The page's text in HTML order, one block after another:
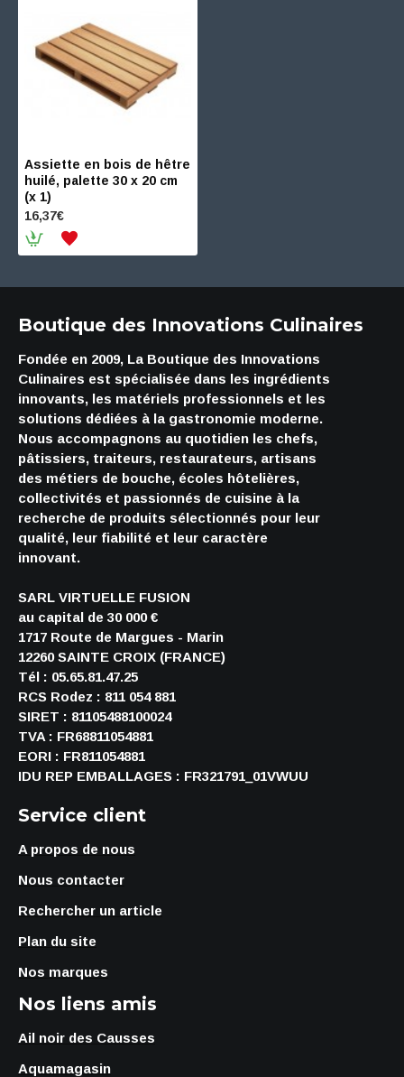
Assiette en bois de hêtre
huilé, palette 30 x 20 cm
(x 1)
16,37€
Boutique des Innovations Culinaires
Fondée en 2009, La Boutique des Innovations
Culinaires est spécialisée dans les ingrédients
innovants, les matériels professionnels et les
solutions dédiées à la gastronomie moderne.
Nous accompagnons au quotidien les chefs,
pâtissiers, traiteurs, restaurateurs, artisans
des métiers de bouche, écoles hôtelières,
collectivités et passionnés de cuisine à la
recherche de produits sélectionnés pour leur
qualité, leur fiabilité et leur caractère
innovant.
SARL VIRTUELLE FUSION
au capital de 30 000 €
1717 Route de Margues - Marin
12260 SAINTE CROIX (FRANCE)
Tél : 05.65.81.47.25
RCS Rodez : 811 054 881
SIRET : 81105488100024
TVA : FR68811054881
EORI : FR811054881
IDU REP EMBALLAGES : FR321791_01VWUU
Service client
A propos de nous
Nous contacter
Rechercher un article
Plan du site
Nos marques
Nos liens amis
Ail noir des Causses
Aquamagasin